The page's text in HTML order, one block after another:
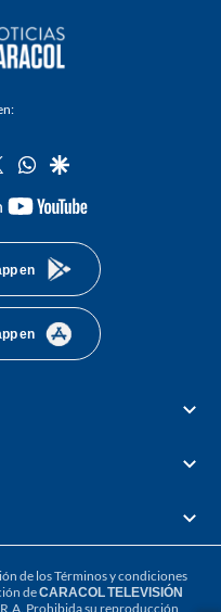
twitterwhatsapp
google
youtube-
en
en
de losTérminos y condiciones
deCARACOL TELEVISIÓN
Prohibida su reproducción